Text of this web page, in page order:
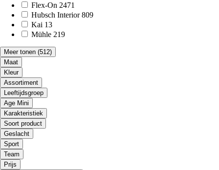
Flex-On 2471
Hubsch Interior 809
Kai 13
Mühle 219
Meer tonen (512)
Maat
Kleur
Assortiment
Leeftijdsgroep
Age Mini
Karakteristiek
Soort product
Geslacht
Sport
Team
Prijs